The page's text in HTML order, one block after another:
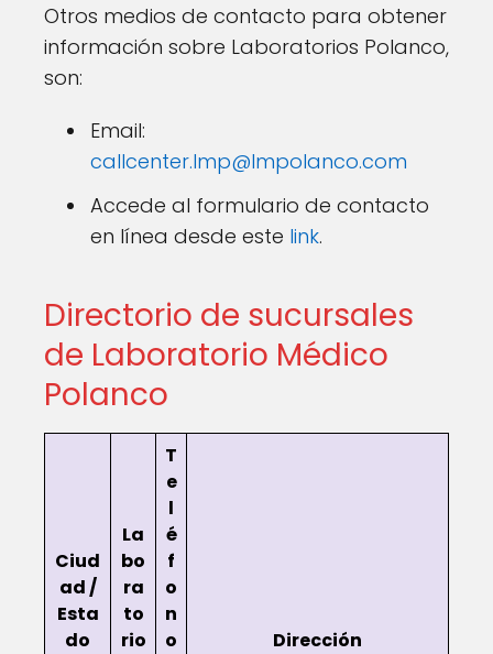
Otros medios de contacto para obtener
información sobre Laboratorios Polanco,
son:
Email:
callcenter.lmp@lmpolanco.com
Accede al formulario de contacto
en línea desde este link.
Directorio de sucursales
de Laboratorio Médico
Polanco
Ciud
ad /
Esta
do
La
bo
ra
to
rio
T
e
l
é
f
o
n
o
Dirección